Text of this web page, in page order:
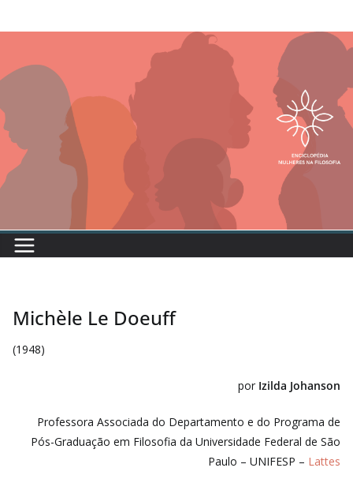
Michèle Le Doeuff
(1948)
por Izilda Johanson
Professora Associada do Departamento e do Programa de
Pós-Graduação em Filosofia da Universidade Federal de São
Paulo – UNIFESP – Lattes